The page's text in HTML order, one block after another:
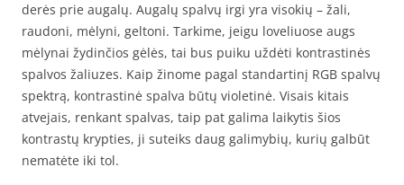
derės prie augalų. Augalų spalvų irgi yra visokių – žali,
raudoni, mėlyni, geltoni. Tarkime, jeigu loveliuose augs
mėlynai žydinčios gėlės, tai bus puiku uždėti kontrastinės
spalvos žaliuzes. Kaip žinome pagal standartinį RGB spalvų
spektrą, kontrastinė spalva būtų violetinė. Visais kitais
atvejais, renkant spalvas, taip pat galima laikytis šios
kontrastų krypties, ji suteiks daug galimybių, kurių galbūt
nematėte iki tol.